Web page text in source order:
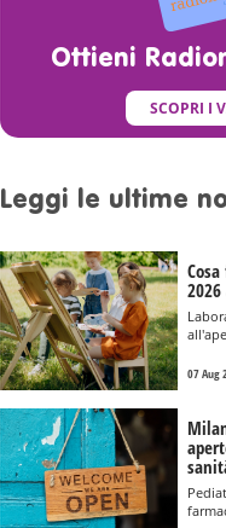
Ottieni
SCOPRI I
Leggi le ultime
07 Aug